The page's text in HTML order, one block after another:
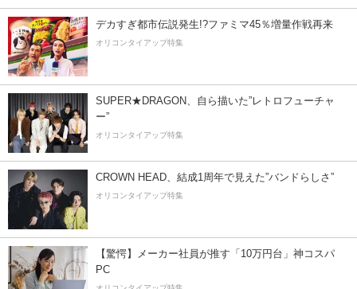
デカすぎ都市伝説発生!?ファミマ45％増量作戦再来
オリコンタイアップ特集
SUPER★DRAGON、自ら描いた”レトロフューチャ
ー”
オリコンタイアップ特集
CROWN HEAD、結成1周年で見えた”バンドらしさ”
オリコンタイアップ特集
【驚愕】メーカー社員が推す「10万円台」神コスパ
PC